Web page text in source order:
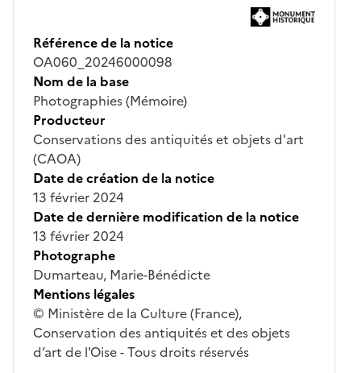
Référence de la notice
OA060_20246000098
Nom de la base
Photographies (Mémoire)
Producteur
Conservations des antiquités et objets d'art
(CAOA)
Date de création de la notice
13 février 2024
Date de dernière modification de la notice
13 février 2024
Photographe
Dumarteau, Marie-Bénédicte
Mentions légales
© Ministère de la Culture (France),
Conservation des antiquités et des objets
d’art de l'Oise - Tous droits réservés